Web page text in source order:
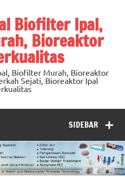
Biofilter Ipal,
Bioreaktor
Biofilter Murah, Bioreaktor
Sejati, Bioreaktor Ipal
SIDEBAR